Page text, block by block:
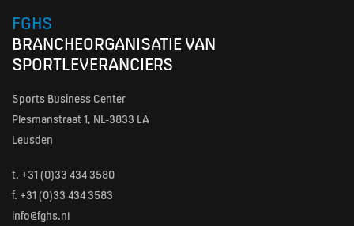
FGHS
BRANCHEORGANISATIE VAN
SPORTLEVERANCIERS
Sports Business Center
Plesmanstraat 1, NL-3833 LA
Leusden
t. +31 (0)33 434 3580
f. +31 (0)33 434 3583
info@fghs.nl